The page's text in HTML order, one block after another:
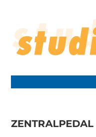
ZENTRALPEDAL